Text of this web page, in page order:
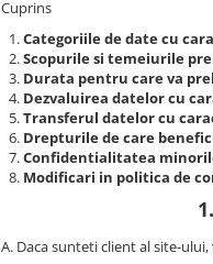
Cuprins
Categoriile de date cu
Scopurile si temeiurile
Durata pentru care va
Dezvaluirea datelor cu
Transferul datelor cu
Drepturile de care
Confidentialitatea
Modificari in politica de
A. Daca sunteti client al site-